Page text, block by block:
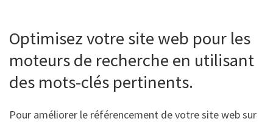
Optimisez votre site web pour les
moteurs de recherche en utilisant
des mots-clés pertinents.
Pour améliorer le référencement de votre site web sur